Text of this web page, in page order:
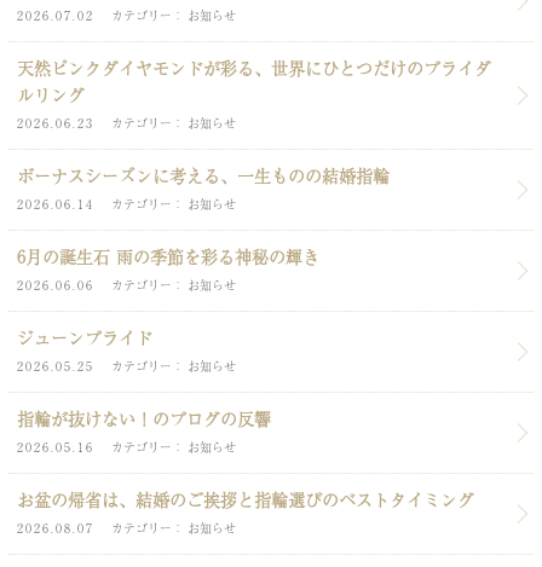
2026.07.02 カテゴリー お知らせ
天然ピンクダイヤモンドが彩る、世界にひとつだけのブライダ
ルリング
2026.06.23 カテゴリー お知らせ
ボーナスシーズンに考える、一生ものの結婚指輪
2026.06.14 カテゴリー お知らせ
6月の誕生石 雨の季節を彩る神秘の輝き
2026.06.06 カテゴリー お知らせ
ジューンブライド
2026.05.25 カテゴリー お知らせ
指輪が抜けない！のブログの反響
2026.05.16 カテゴリー お知らせ
お盆の帰省は、結婚のご挨拶と指輪選びのベストタイミング
2026.08.07 カテゴリー お知らせ